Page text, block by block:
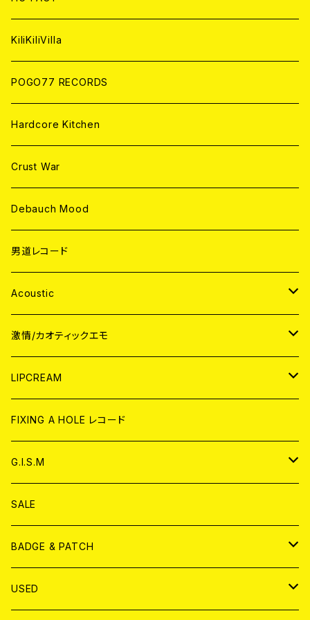
ANALOG
KiliKiliVilla
POGO77 RECORDS
Hardcore Kitchen
Crust War
Debauch Mood
男道レコード
Acoustic
JAPAN
CD
ANALOG
WORLD
CD
ANALOG
激情/カオティックエモ
JAPAN
CD
ANALOG
WORLD
CD
ANALOG
LIPCREAM
CD
アナログ
DVD
T-shirt & WEAR
FIXING A HOLE レコード
G.I.S.M
CD
ANALOG
T-SHIRT & WEAR
SALE
BADGE & PATCH
BADGE
USED